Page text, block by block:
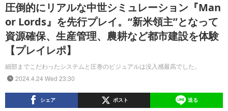
圧倒的にリアルな中世シミュレーション『Man
or Lords』を先行プレイ。“新米領主”となって
資源確保、生産管理、農耕など都市建設を体験
【プレイレポ】
細部までこだわったシステムと圧巻のビジュアルは没入感最高でした。
2024.4.24 Wed 23:30
シェア ポスト 送る